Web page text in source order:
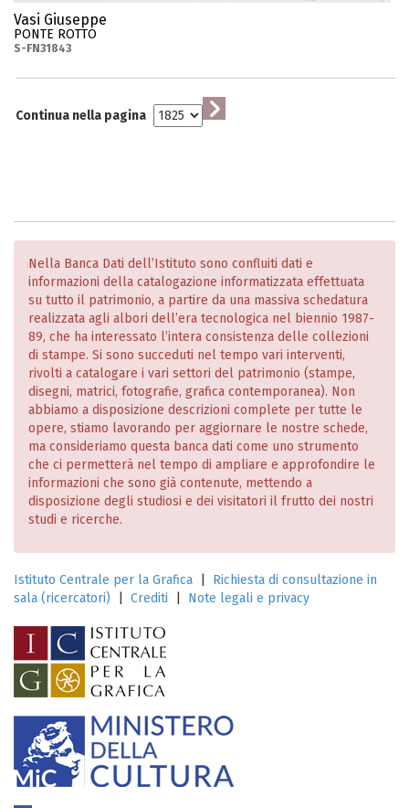
Vasi Giuseppe
PONTE ROTTO
S-FN31843
Continua nella pagina
Nella Banca Dati dell’Istituto sono confluiti dati e
informazioni della catalogazione informatizzata effettuata
su tutto il patrimonio, a partire da una massiva schedatura
realizzata agli albori dell’era tecnologica nel biennio 1987-
89, che ha interessato l’intera consistenza delle collezioni
di stampe. Si sono succeduti nel tempo vari interventi,
rivolti a catalogare i vari settori del patrimonio (stampe,
disegni, matrici, fotografie, grafica contemporanea). Non
abbiamo a disposizione descrizioni complete per tutte le
opere, stiamo lavorando per aggiornare le nostre schede,
ma consideriamo questa banca dati come uno strumento
che ci permetterà nel tempo di ampliare e approfondire le
informazioni che sono già contenute, mettendo a
disposizione degli studiosi e dei visitatori il frutto dei nostri
studi e ricerche.
Istituto Centrale per la Grafica
Richiesta di consultazione in
sala (ricercatori)
Crediti Note legali e privacy